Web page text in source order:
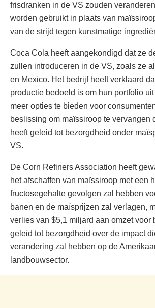
frisdranken in de VS zouden
worden gebruikt in plaats van
van de strijd tegen kunstmatige
Coca Cola heeft aangekondigd dat ze
zullen introduceren in de VS, zoals ze
en Mexico. Het bedrijf heeft verklaard
productie bedoeld is om hun portfolio
meer opties te bieden voor
beslissing om maïssiroop te vervangen
heeft geleid tot bezorgdheid onder
VS.
De Corn Refiners Association heeft
het afschaffen van maïssiroop met een
fructosegehalte gevolgen zal hebben
banen en de maïsprijzen zal verlagen,
verlies van $5,1 miljard aan omzet voor
geleid tot bezorgdheid over de impact
verandering zal hebben op de
landbouwsector.